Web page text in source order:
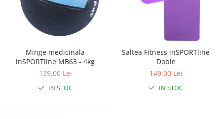
Minge medicinala
inSPORTline MB63 - 4kg
139,00 Lei
IN STOC
Saltea Fitness inSPORTline
Doble
149,00 Lei
IN STOC